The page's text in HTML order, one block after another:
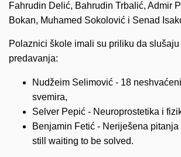
Fahrudin Delić, Bahrudin Trbalić, Admir
Bokan, Muhamed Sokolović i Senad
Polaznici škole imali su priliku da
predavanja:
Nudžeim Selimović - 18
svemira,
Selver Pepić - Neuroprostetika i
Benjamin Fetić - Neriješena
still waiting to be solved.